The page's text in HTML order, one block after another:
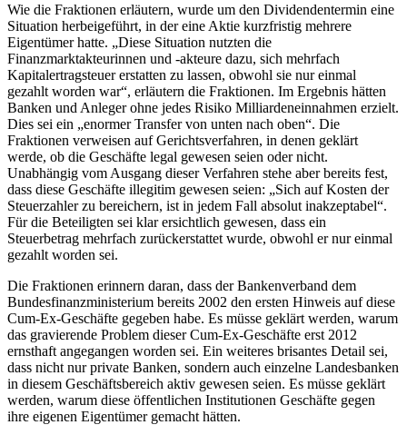
Wie die Fraktionen erläutern, wurde um den Dividendentermin eine
Situation herbeigeführt, in der eine Aktie kurzfristig mehrere
Eigentümer hatte. „Diese Situation nutzten die
Finanzmarktakteurinnen und -akteure dazu, sich mehrfach
Kapitalertragsteuer erstatten zu lassen, obwohl sie nur einmal
gezahlt worden war“, erläutern die Fraktionen. Im Ergebnis hätten
Banken und Anleger ohne jedes Risiko Milliardeneinnahmen erzielt.
Dies sei ein „enormer Transfer von unten nach oben“. Die
Fraktionen verweisen auf Gerichtsverfahren, in denen geklärt
werde, ob die Geschäfte legal gewesen seien oder nicht.
Unabhängig vom Ausgang dieser Verfahren stehe aber bereits fest,
dass diese Geschäfte illegitim gewesen seien: „Sich auf Kosten der
Steuerzahler zu bereichern, ist in jedem Fall absolut inakzeptabel“.
Für die Beteiligten sei klar ersichtlich gewesen, dass ein
Steuerbetrag mehrfach zurückerstattet wurde, obwohl er nur einmal
gezahlt worden sei.
Die Fraktionen erinnern daran, dass der Bankenverband dem
Bundesfinanzministerium bereits 2002 den ersten Hinweis auf diese
Cum-Ex-Geschäfte gegeben habe. Es müsse geklärt werden, warum
das gravierende Problem dieser Cum-Ex-Geschäfte erst 2012
ernsthaft angegangen worden sei. Ein weiteres brisantes Detail sei,
dass nicht nur private Banken, sondern auch einzelne Landesbanken
in diesem Geschäftsbereich aktiv gewesen seien. Es müsse geklärt
werden, warum diese öffentlichen Institutionen Geschäfte gegen
ihre eigenen Eigentümer gemacht hätten.